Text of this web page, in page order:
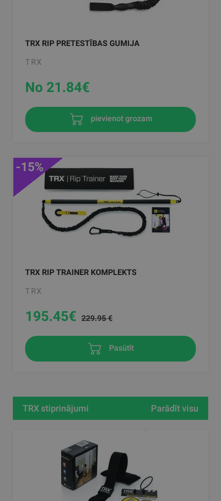
TRX RIP PRETESTĪBAS GUMIJA
TRX
No 21.84€
pievienot grozam
TRX RIP TRAINER KOMPLEKTS
TRX
-15%
195.45€ 229.95 €
Pasūtīt
TRX stiprinājumi Parādīt visu